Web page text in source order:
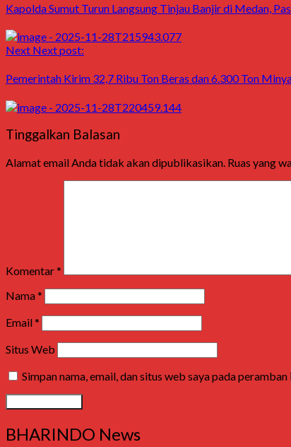
Kapolda Sumut Turun Langsung Tinjau Banjir di Medan,
Next Next post:
Pemerintah Kirim 32,7 Ribu Ton Beras dan 6.300 Ton
Tinggalkan Balasan
Alamat email Anda tidak akan dipublikasikan. Ruas yang
Komentar*
Nama*
Email*
Situs Web
Simpan nama, email, dan situs web saya pada
BHARINDO News